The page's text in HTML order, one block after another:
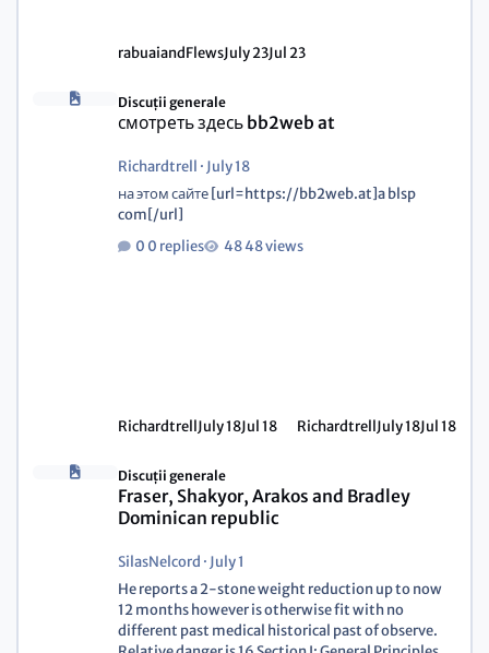
rabuaiandFlewsJuly 23Jul 23
Discuții generale
смотреть здесь bb2web at
Richardtrell · July 18
на этом сайте [url=https://bb2web.at]a blsp
com[/url]
0 replies
48 views
RichardtrellJuly 18Jul 18 RichardtrellJuly 18Jul 18
Discuții generale
Fraser, Shakyor, Arakos and Bradley
Dominican republic
SilasNelcord · July 1
He reports a 2-stone weight reduction up to now
12 months however is otherwise fit with no
different past medical historical past of observe.